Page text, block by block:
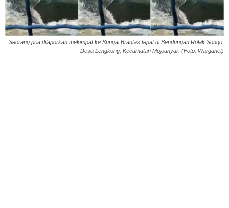
Seorang pria dilaporkan melompat ke Sungai Brantas tepat di Bendungan Rolak Songo,
Desa Lengkong, Kecamatan Mojoanyar. (Foto. Warganet)